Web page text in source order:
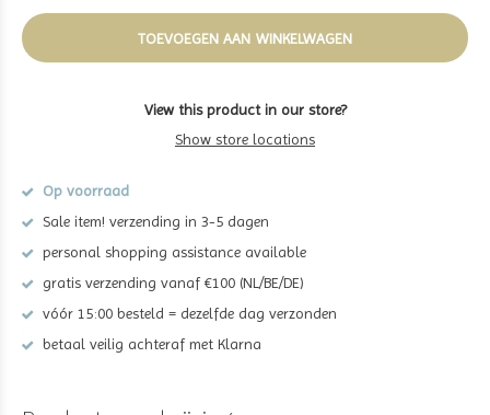
TOEVOEGEN AAN WINKELWAGEN
View this product in our store?
Show store locations
Op voorraad
Sale item! verzending in 3-5 dagen
personal shopping assistance available
gratis verzending vanaf €100 (NL/BE/DE)
vóór 15:00 besteld = dezelfde dag verzonden
betaal veilig achteraf met Klarna